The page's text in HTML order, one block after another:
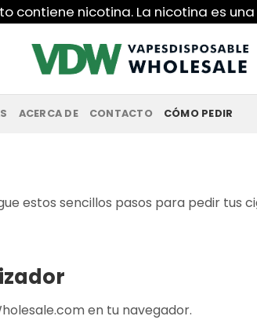
contiene nicotina. La nicotina es
ACERCA DE CONTACTO CÓMO PEDIR
estos sencillos pasos para pedir
en tu navegador.